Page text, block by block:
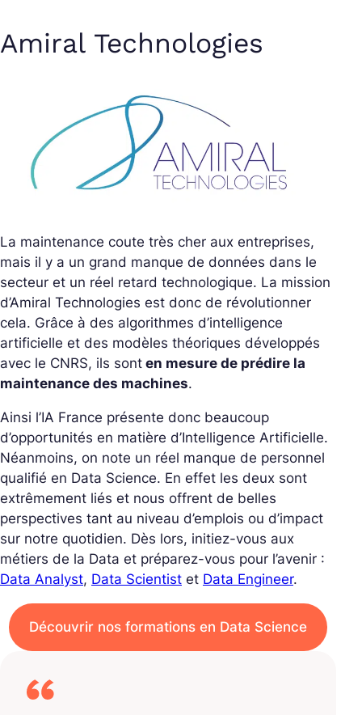
Amiral Technologies
La maintenance coute très cher aux entreprises,
mais il y a un grand manque de données dans le
secteur et un réel retard technologique. La mission
d’Amiral Technologies est donc de révolutionner
cela. Grâce à des algorithmes d’intelligence
artificielle et des modèles théoriques développés
avec le CNRS, ils sont en mesure de prédire la
maintenance des machines.
Ainsi l’IA France présente donc beaucoup
d’opportunités en matière d’Intelligence Artificielle.
Néanmoins, on note un réel manque de personnel
qualifié en Data Science. En effet les deux sont
extrêmement liés et nous offrent de belles
perspectives tant au niveau d’emplois ou d’impact
sur notre quotidien. Dès lors, initiez-vous aux
métiers de la Data et préparez-vous pour l’avenir :
Data Analyst, Data Scientist et Data Engineer.
Découvrir nos formations en Data Science